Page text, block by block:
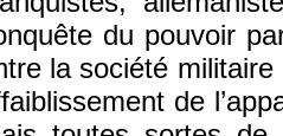
du pouvoir
la société
de